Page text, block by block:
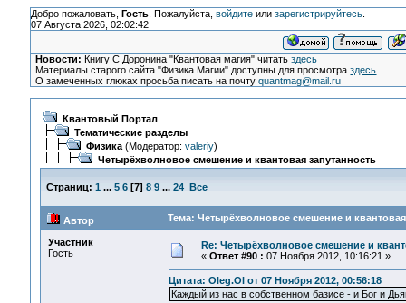
Добро пожаловать, Гость. Пожалуйста, войдитеили зарегистрируйтесь.
07 Августа 2026, 02:02:42
Новости: Книгу С.Доронина "Квантовая магия" читатьздесь
Материалы старого сайта "Физика Магии" доступны для просмотраздесь
О замеченных глюках просьба писать на почтуquantmag@mail.ru
Квантовый Портал
Тематические разделы
Физика(Модератор: valeriy)
Четырёхволновое смешение и квантовая запутанность
Страниц: 1 ... 5 6[7] 8 9 ... 24 Все
Автор Тема: Четырёхволновое смешение и
Участник
Гость
Re: Четырёхволновое смешение и
« Ответ #90 : 07 Ноября 2012, 10:16:21 »
Цитата: Oleg.Ol от 07 Ноября 2012, 00:56:18
Каждый из нас в собственном базисе - и Бог и